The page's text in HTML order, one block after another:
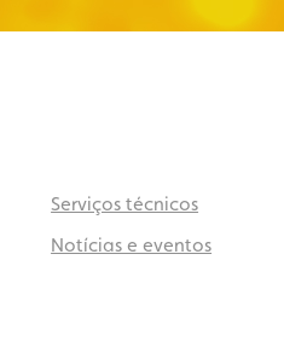
Serviços técnicos
Notícias e eventos